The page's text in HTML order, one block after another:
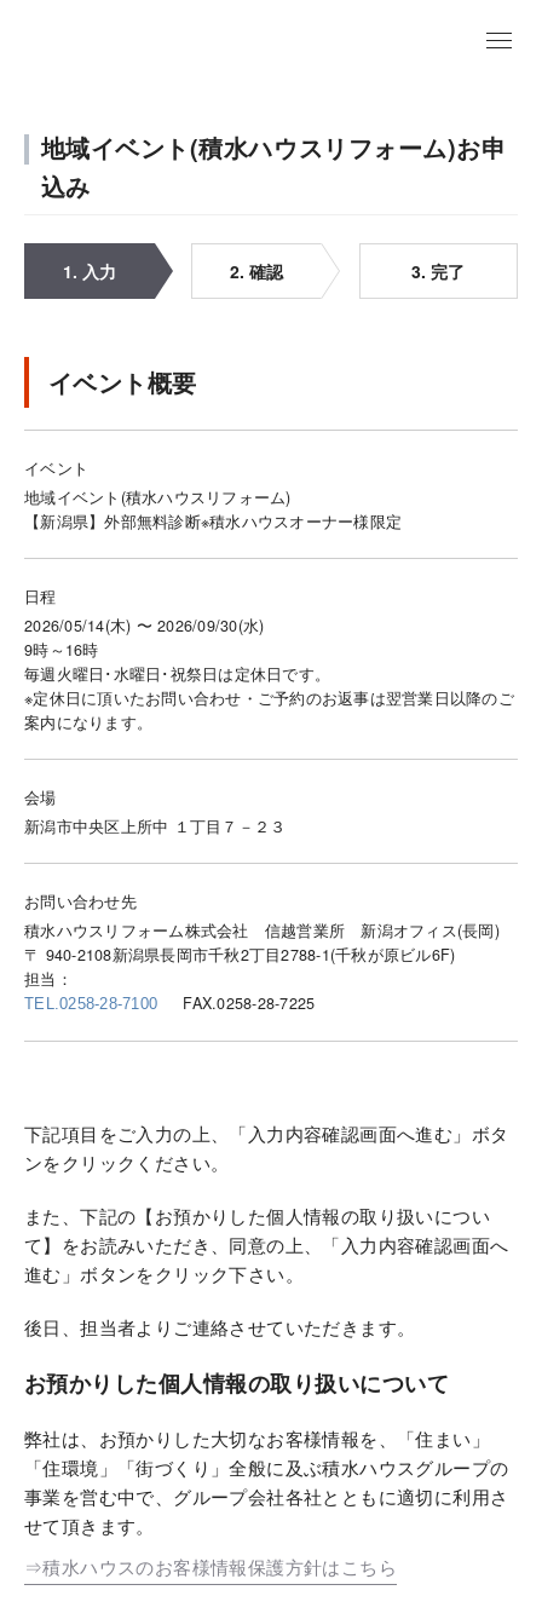
地域イベント(積水ハウスリフォーム)お申
込み
1. 入力 2. 確認 3. 完了
イベント概要
イベント
地域イベント(積水ハウスリフォーム)
【新潟県】外部無料診断※積水ハウスオーナー様限定
日程
2026/05/14(木) 〜 2026/09/30(水)
9時～16時
毎週火曜日･水曜日･祝祭日は定休日です。
※定休日に頂いたお問い合わせ・ご予約のお返事は翌営業日以降のご
案内になります。
会場
新潟市中央区上所中 １丁目７－２３
お問い合わせ先
積水ハウスリフォーム株式会社 信越営業所 新潟オフィス(長岡)
〒 940-2108新潟県長岡市千秋2丁目2788-1(千秋が原ビル6F)
担当：
TEL.0258-28-7100 FAX.0258-28-7225
下記項目をご入力の上、「入力内容確認画面へ進む」ボタ
ンをクリックください。
また、下記の【お預かりした個人情報の取り扱いについ
て】をお読みいただき、同意の上、「入力内容確認画面へ
進む」ボタンをクリック下さい。
後日、担当者よりご連絡させていただきます。
お預かりした個人情報の取り扱いについて
弊社は、お預かりした大切なお客様情報を、「住まい」
「住環境」「街づくり」全般に及ぶ積水ハウスグループの
事業を営む中で、グループ会社各社とともに適切に利用さ
せて頂きます。
⇒積水ハウスのお客様情報保護方針はこちら